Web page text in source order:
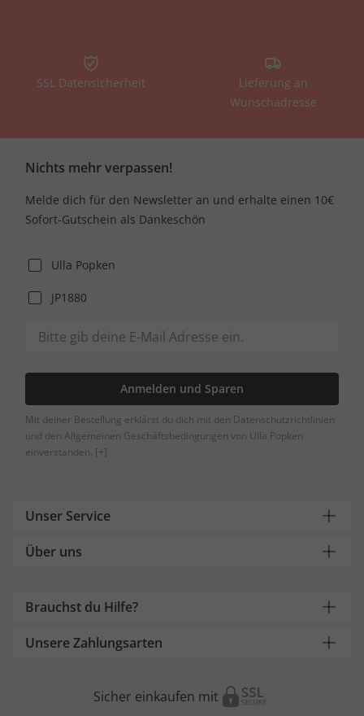
SSL Datensicherheit
Lieferung an
Wunschadresse
Nichts mehr verpassen!
Melde dich für den Newsletter an und erhalte einen 10€
Sofort-Gutschein als Dankeschön
Ulla Popken
JP1880
Anmelden und Sparen
Mit deiner Bestellung erklärst du dich mit den Datenschutzrichtlinien
und den Allgemeinen Geschäftsbedingungen von Ulla Popken
einverstanden. [+]
Unser Service
Über uns
Brauchst du Hilfe?
Unsere Zahlungsarten
Sicher einkaufen mit